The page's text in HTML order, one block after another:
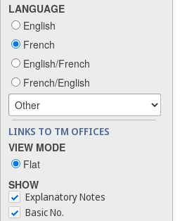
LANGUAGE
English
French
English/French
French/English
LINKS TO TM OFFICES
VIEW MODE
Flat
SHOW
Explanatory Notes
Basic No.